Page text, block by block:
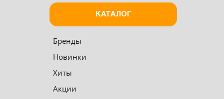
КАТАЛОГ
Бренды
Новинки
Хиты
Акции